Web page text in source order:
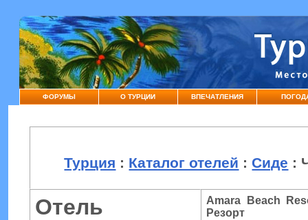
ФОРУМЫ О ТУРЦИИ ВПЕЧАТЛЕНИЯ
Турция : Каталог отелей : Сиде :
Отель
Amara Beach
Резорт